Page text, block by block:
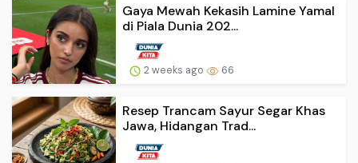
Gaya Mewah Kekasih Lamine Yamal
di Piala Dunia 202...
2 weeks ago 66
Resep Trancam Sayur Segar Khas
Jawa, Hidangan Trad...